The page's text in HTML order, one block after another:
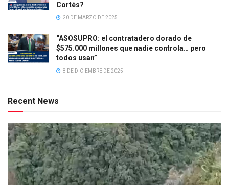
Cortés?
20 DE MARZO DE 2025
“ASOSUPRO: el contratadero dorado de
$575.000 millones que nadie controla… pero
todos usan”
8 DE DICIEMBRE DE 2025
Recent News